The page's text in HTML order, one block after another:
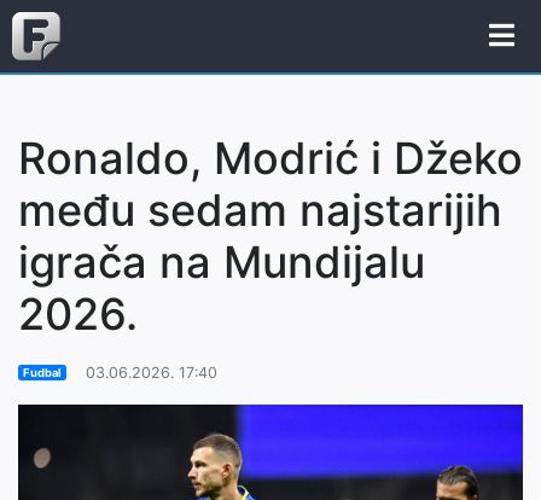
Ronaldo, Modrić i Džeko
među sedam najstarijih
igrača na Mundijalu
2026.
Fudbal 03.06.2026. 17:40